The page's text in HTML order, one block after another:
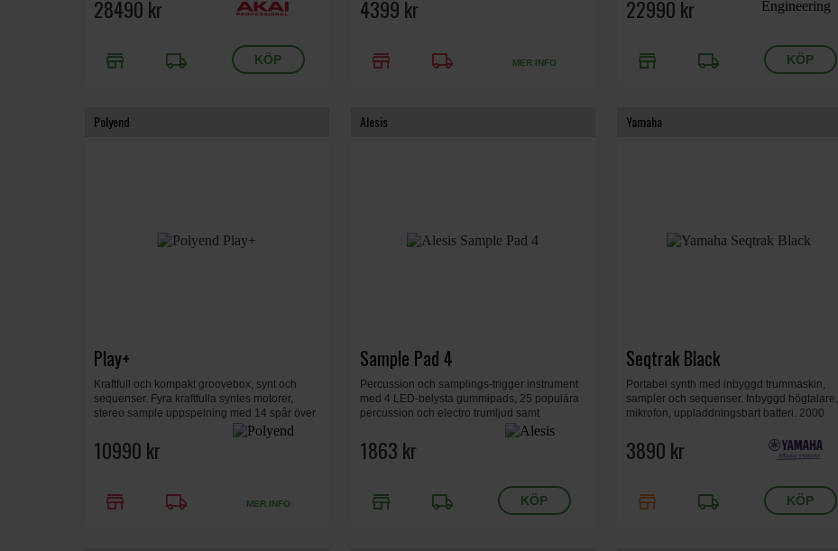
28490 kr
store local_shipping
4399 kr
store local_shipping MER INFO
22990 kr
store local_shipping
Polyend
Play+
Kraftfull och kompakt groovebox, synt och
sequenser. Fyra kraftfulla syntes motorer,
stereo sample uppspelning med 14 spår över
USB, 16-spårs sampler/synt-baserad
groovebox, över 5000 presets, 3.3 x 28.2 x
20.7cm, 1.2kg.
10990 kr
store local_shipping MER INFO
Alesis
Sample Pad 4
Percussion och samplings-trigger instrument
med 4 LED-belysta gummipads, 25 populära
percussion och electro trumljud samt
möjligheten att ladda egna samplingar från
SD / SDHC-kort.
1863 kr
store local_shipping
Yamaha
Seqtrak Black
Portabel synth med inbyggd trummaskin,
sampler och sequenser. Inbyggd högtalare,
mikrofon, uppladdningsbart batteri. 2000
343x38x97 mm, 0.5 kg, Svart.
3890 kr
store local_shipping